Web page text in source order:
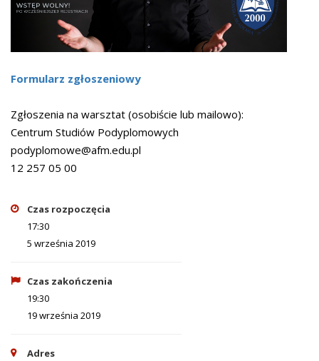
Formularz zgłoszeniowy
Zgłoszenia na warsztat (osobiście lub mailowo):
Centrum Studiów Podyplomowych
podyplomowe@afm.edu.pl
12 257 05 00
Czas rozpoczęcia
17:30
5 września 2019
Czas zakończenia
19:30
19 września 2019
Adres